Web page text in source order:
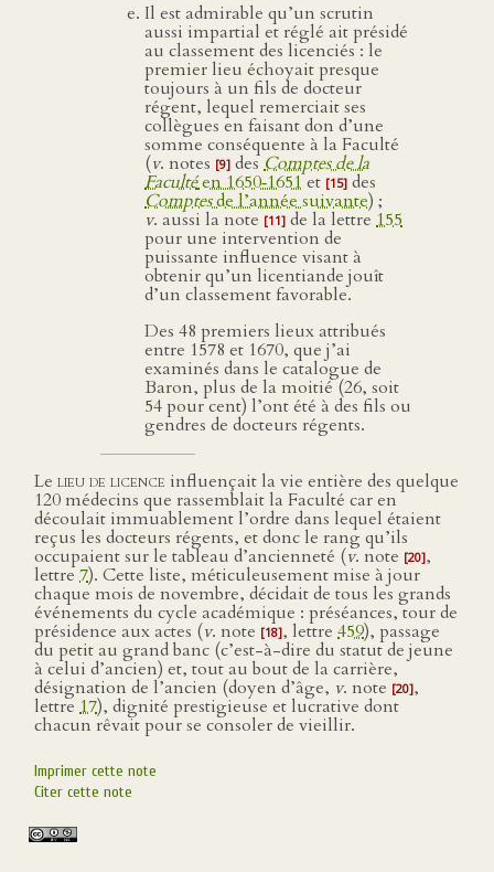
Il est admirable qu’un scrutin
aussi impartial et réglé ait présidé
au classement des licenciés : le
premier lieu échoyait presque
toujours à un fils de docteur
régent, lequel remerciait ses
collègues en faisant don d’une
somme conséquente à la Faculté
(v. notes [9] desComptes de la
Facultéen 1650‑1651et [15] des
Comptesde l’année suivante) ;
v. aussi la note [11] de la lettre 155
pour une intervention de
puissante influence visant à
obtenir qu’un licentiande jouît
d’un classement favorable.
Des 48 premiers lieux attribués
entre 1578 et 1670, que j’ai
examinés dans le catalogue de
Baron, plus de la moitié (26, soit
54 pour cent) l’ont été à des fils ou
gendres de docteurs régents.
Le lieu de licence influençait la vie entière des quelque
120 médecins que rassemblait la Faculté car en
découlait immuablement l’ordre dans lequel étaient
reçus les docteurs régents, et donc le rang qu’ils
occupaient sur le tableau d’ancienneté (v. note [20],
lettre7). Cette liste, méticuleusement mise à jour
chaque mois de novembre, décidait de tous les grands
événements du cycle académique : préséances, tour de
présidence aux actes (v. note [18], lettre 459), passage
du petit au grand banc (c’est-à-dire du statut de jeune
à celui d’ancien) et, tout au bout de la carrière,
désignation de l’ancien (doyen d’âge, v. note [20],
lettre 17), dignité prestigieuse et lucrative dont
chacun rêvait pour se consoler de vieillir.
Imprimer cette note
Citer cette note